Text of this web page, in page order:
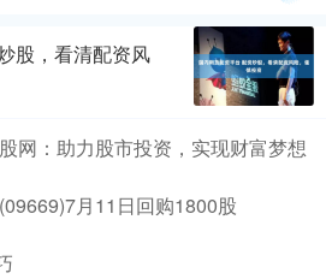
股，看清配资风
网：助力股市投资，实现财富梦想
月11日回购1800股